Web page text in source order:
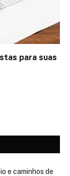
para suas
e caminhos de